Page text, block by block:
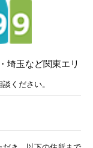
埼玉など関東エリ
ください。